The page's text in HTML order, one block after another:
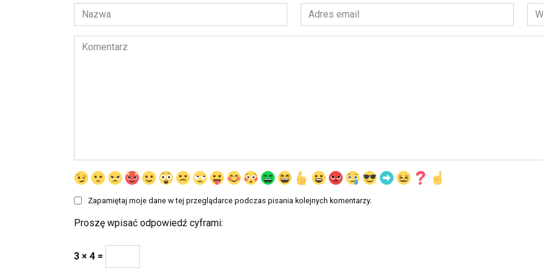
Nazwa
*
Adres
email
*
Komentarz
Zapamiętaj moje dane w tej przeglądarce podczas pisania kolejnych komentarzy.
Proszę wpisać odpowiedź cyframi:
3 × 4 =